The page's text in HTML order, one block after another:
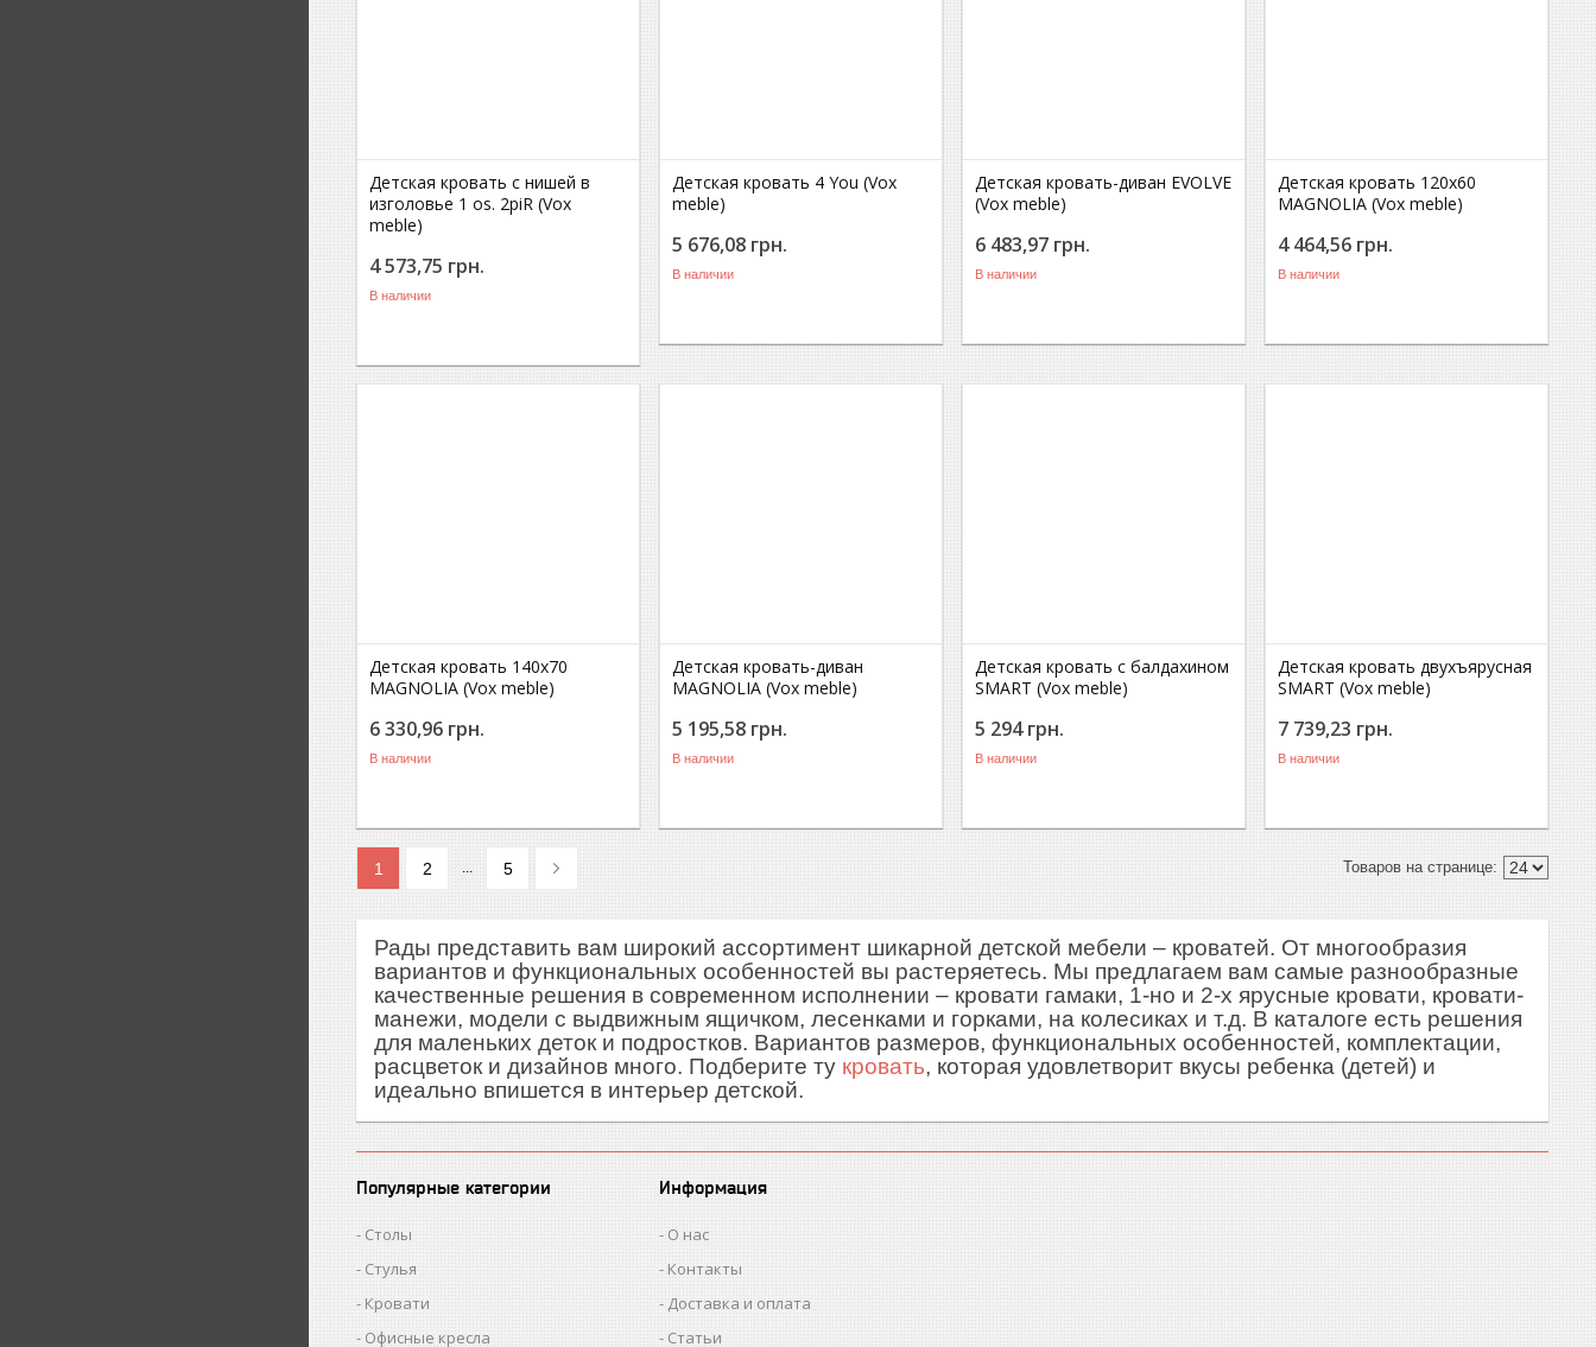
Детская кровать с нишей в
изголовье 1 os. 2piR (Vox
meble)
4 573,75 грн.
В наличии
Детская кровать 4 You (Vox
meble)
5 676,08 грн.
В наличии
Детская кровать-диван EVOLVE
(Vox meble)
6 483,97 грн.
В наличии
Детская кровать 120x60
MAGNOLIA (Vox meble)
4 464,56 грн.
В наличии
Детская кровать 140x70
MAGNOLIA (Vox meble)
6 330,96 грн.
В наличии
Детская кровать-диван
MAGNOLIA (Vox meble)
5 195,58 грн.
В наличии
Детская кровать с балдахином
SMART (Vox meble)
5 294 грн.
В наличии
Детская кровать двухъярусная
SMART (Vox meble)
7 739,23 грн.
В наличии
1 2 ... 5
Рады представить вам широкий ассортимент шикарной детской мебели – кроватей. От многообразия
вариантов и функциональных особенностей вы растеряетесь. Мы предлагаем вам самые разнообразные
качественные решения в современном исполнении – кровати гамаки, 1-но и 2-х ярусные кровати, кровати-
манежи, модели с выдвижным ящичком, лесенками и горками, на колесиках и т.д. В каталоге есть решения
для маленьких деток и подростков. Вариантов размеров, функциональных особенностей, комплектации,
расцветок и дизайнов много. Подберите ту кровать, которая удовлетворит вкусы ребенка (детей) и
идеально впишется в интерьер детской.
Популярные категории
Столы
Стулья
Кровати
Офисные кресла
Информация
О нас
Контакты
Доставка и оплата
Статьи